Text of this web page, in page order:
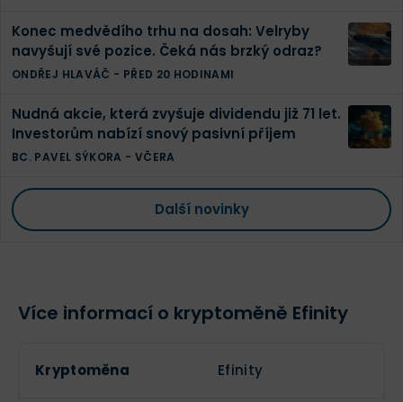
Konec medvědího trhu na dosah: Velryby
navyšují své pozice. Čeká nás brzký odraz?
ONDŘEJ HLAVÁČ - PŘED 20 HODINAMI
Nudná akcie, která zvyšuje dividendu již 71 let.
Investorům nabízí snový pasivní příjem
BC. PAVEL SÝKORA - VČERA
Další novinky
Více informací o kryptoměně Efinity
Kryptoměna Efinity